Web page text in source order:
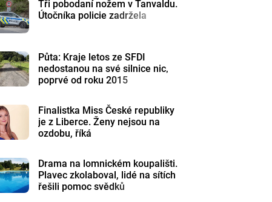
Tři pobodaní nožem v Tanvaldu.
Útočníka policie zadržela
Půta: Kraje letos ze SFDI
nedostanou na své silnice nic,
poprvé od roku 2015
Finalistka Miss České republiky
je z Liberce. Ženy nejsou na
ozdobu, říká
Drama na lomnickém koupališti.
Plavec zkolaboval, lidé na sítích
řešili pomoc svědků